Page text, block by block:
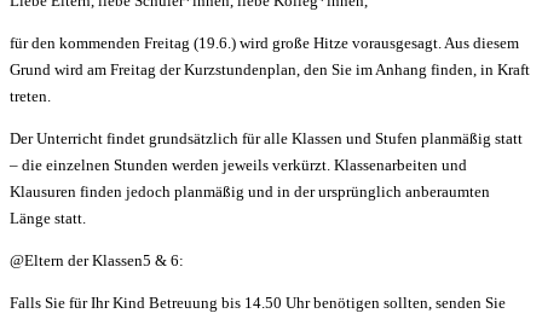
für den kommenden Freitag (19.6.) wird große Hitze vorausgesagt. Aus diesem
Grund wird am Freitag der Kurzstundenplan, den Sie im Anhang finden, in Kraft
treten.
Der Unterricht findet grundsätzlich für alle Klassen und Stufen planmäßig statt
– die einzelnen Stunden werden jeweils verkürzt. Klassenarbeiten und
Klausuren finden jedoch planmäßig und in der ursprünglich anberaumten
Länge statt.
@Eltern der Klassen5 & 6:
Falls Sie für Ihr Kind Betreuung bis 14.50 Uhr benötigen sollten, senden Sie